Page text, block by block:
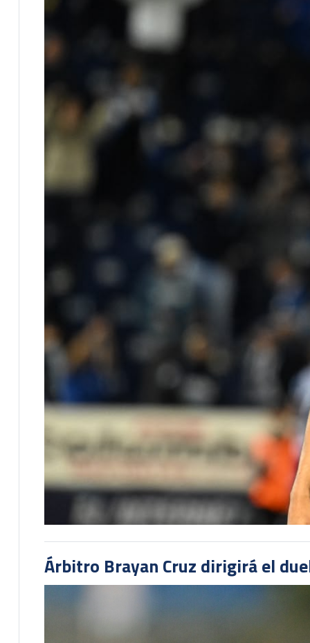
Árbitro Brayan Cruz dirigirá el